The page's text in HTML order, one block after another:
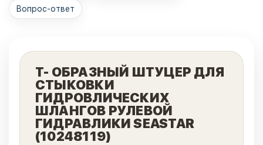
Вопрос-ответ
Т- ОБРАЗНЫЙ ШТУЦЕР ДЛЯ
СТЫКОВКИ
ГИДРОВЛИЧЕСКИХ
ШЛАНГОВ РУЛЕВОЙ
ГИДРАВЛИКИ SEASTAR
(10248119)